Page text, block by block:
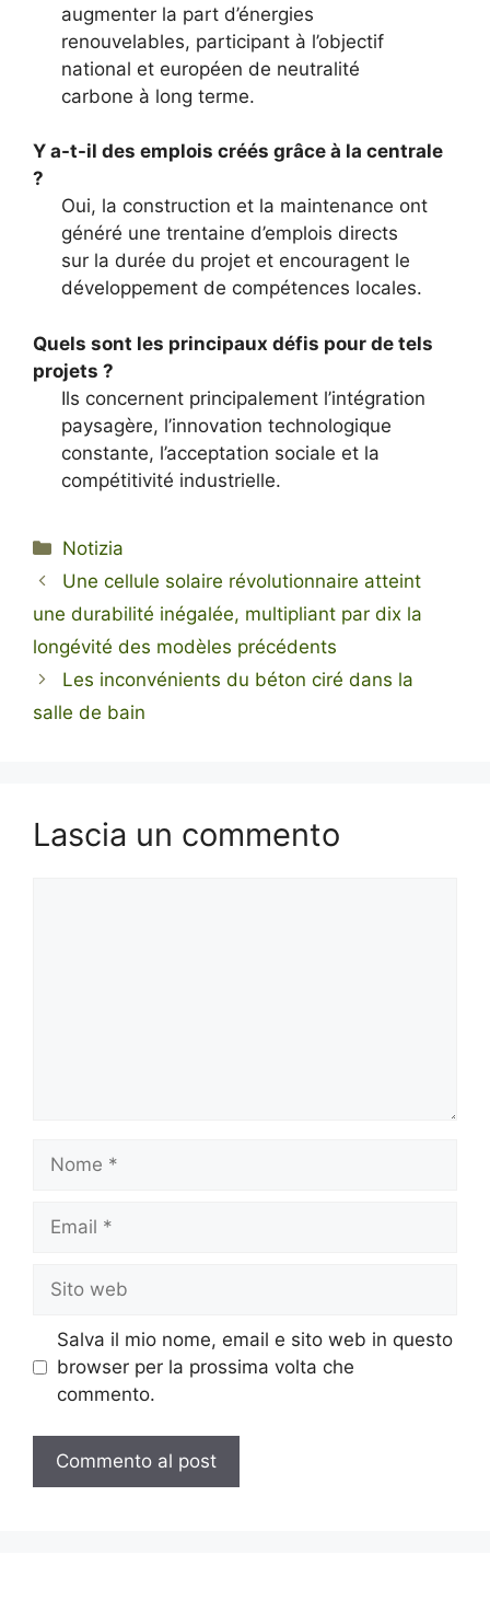
augmenter la part d’énergies
renouvelables, participant à l’objectif
national et européen de neutralité
carbone à long terme.
Y a-t-il des emplois créés grâce à la centrale
?
Oui, la construction et la maintenance ont
généré une trentaine d’emplois directs
sur la durée du projet et encouragent le
développement de compétences locales.
Quels sont les principaux défis pour de tels
projets ?
Ils concernent principalement l’intégration
paysagère, l’innovation technologique
constante, l’acceptation sociale et la
compétitivité industrielle.
Categorie
Notizia
Une cellule solaire révolutionnaire atteint
une durabilité inégalée, multipliant par dix la
longévité des modèles précédents
Les inconvénients du béton ciré dans la
salle de bain
Lascia un commento
web
Salva il mio nome, email e sito web in questo
browser per la prossima volta che
commento.